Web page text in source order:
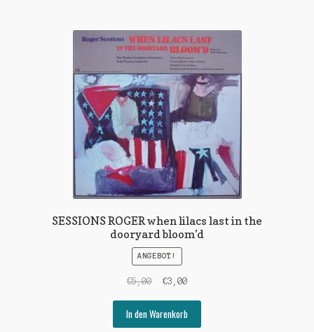
SESSIONS ROGER when lilacs last in the
dooryard bloom’d
ANGEBOT!
€5,00
Ursprünglicher
war:
€5,00
€3,00Aktueller
ist:
€3,00.
In den Warenkorb